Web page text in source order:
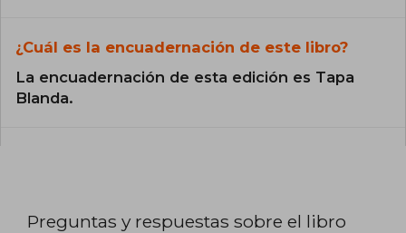
¿Cuál es la encuadernación de este libro?
La encuadernación de esta edición es Tapa
Blanda.
Preguntas y respuestas sobre el libro